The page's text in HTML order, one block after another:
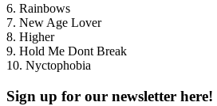
6. Rainbows
7. New Age Lover
8. Higher
9. Hold Me Dont Break
10. Nyctophobia
Sign up for our newsletter here!